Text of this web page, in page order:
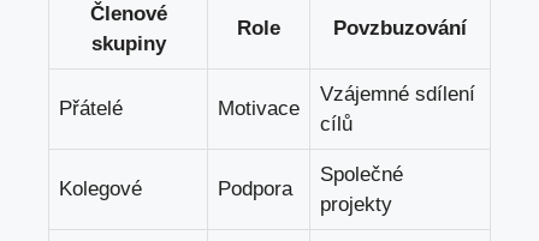
Členové
skupiny
Role Povzbuzování
Přátelé Motivace
Vzájemné sdílení
cílů
Kolegové Podpora
Společné
projekty